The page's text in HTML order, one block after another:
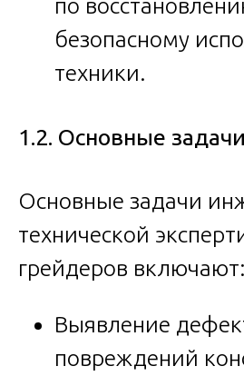
по
безопасному
техники.
1.2. Основные
Основные задачи
технической
грейдеров включают:
Выявление
повреждений